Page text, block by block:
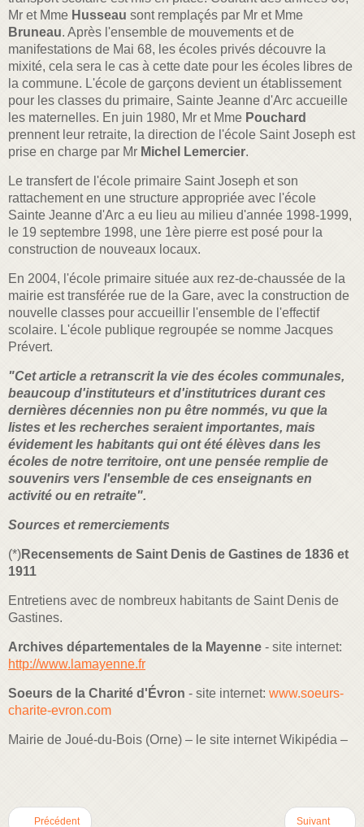
Mr et Mme Husseau sont remplaçés par Mr et Mme
Bruneau. Après l'ensemble de mouvements et de
manifestations de Mai 68, les écoles privés découvre la
mixité, cela sera le cas à cette date pour les écoles libres de
la commune. L'école de garçons devient un établissement
pour les classes du primaire, Sainte Jeanne d'Arc accueille
les maternelles. En juin 1980, Mr et Mme Pouchard
prennent leur retraite, la direction de l'école Saint Joseph est
prise en charge par Mr Michel Lemercier.
Le transfert de l'école primaire Saint Joseph et son
rattachement en une structure appropriée avec l'école
Sainte Jeanne d'Arc a eu lieu au milieu d'année 1998-1999,
le 19 septembre 1998, une 1ère pierre est posé pour la
construction de nouveaux locaux.
En 2004, l'école primaire située aux rez-de-chaussée de la
mairie est transférée rue de la Gare, avec la construction de
nouvelle classes pour accueillir l'ensemble de l'effectif
scolaire. L'école publique regroupée se nomme Jacques
Prévert.
"Cet article a retranscrit la vie des écoles communales,
beaucoup d'instituteurs et d'institutrices durant ces
dernières décennies non pu être nommés, vu que la
listes et les recherches seraient importantes, mais
évidement les habitants qui ont été élèves dans les
écoles de notre territoire, ont une pensée remplie de
souvenirs vers l'ensemble de ces enseignants en
activité ou en retraite".
Sources et remerciements
(*)Recensements de Saint Denis de Gastines de 1836 et
1911
Entretiens avec de nombreux habitants de Saint Denis de
Gastines.
Archives départementales de la Mayenne - site internet:
http://www.lamayenne.fr
Soeurs de la Charité d'Évron - site internet: www.soeurs-
charite-evron.com
Mairie de Joué-du-Bois (Orne) – le site internet Wikipédia –
Précédent Suivant